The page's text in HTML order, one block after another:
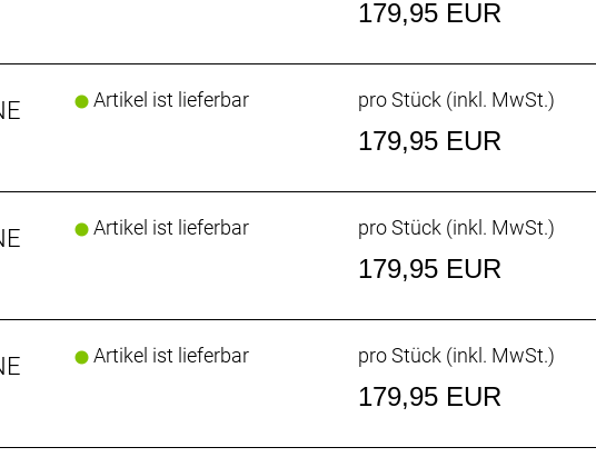
179,95 EUR
Artikel ist lieferbar pro Stück (inkl. MwSt.)
179,95 EUR
Artikel ist lieferbar pro Stück (inkl. MwSt.)
179,95 EUR
Artikel ist lieferbar pro Stück (inkl. MwSt.)
179,95 EUR